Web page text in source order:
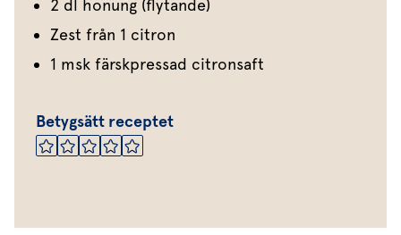
2 dl honung (flytande)
Zest från 1 citron
1 msk färskpressad citronsaft
Betygsätt receptet